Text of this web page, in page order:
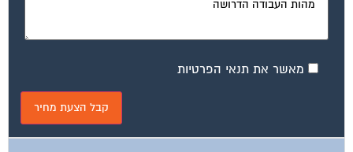
מאשר את תנאי הפרטיות